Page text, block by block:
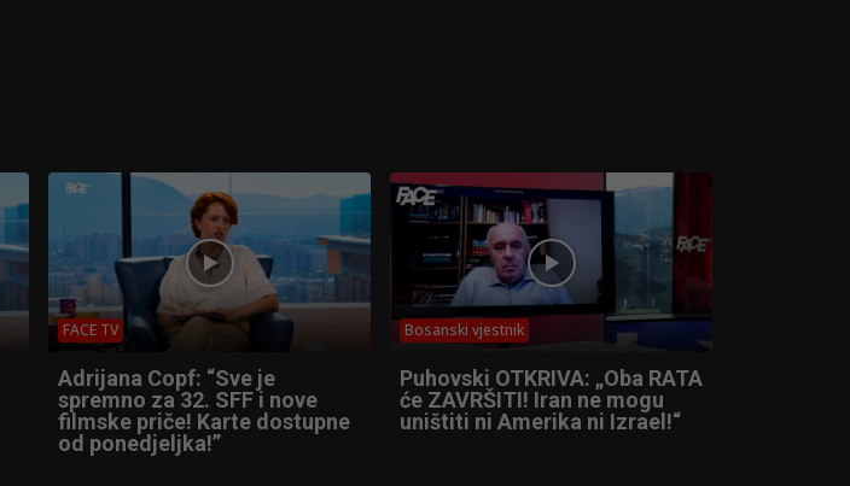
FACE TV
Adrijana Copf: “Sve je
spremno za 32. SFF i nove
filmske priče! Karte dostupne
od ponedjeljka!”
Bosanski vjestnik
Puhovski OTKRIVA: „Oba RATA
će ZAVRŠITI! Iran ne mogu
uništiti ni Amerika ni Izrael!“